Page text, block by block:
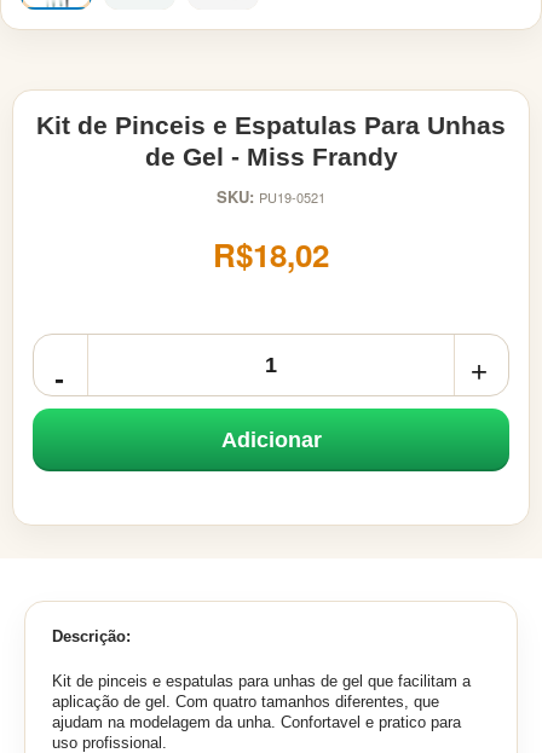
Kit de Pinceis e Espatulas Para Unhas
de Gel - Miss Frandy
SKU: PU19-0521
R$18,02
Adicionar
Descrição:
Kit de pinceis e espatulas para unhas de gel que facilitam a
aplicação de gel. Com quatro tamanhos diferentes, que
ajudam na modelagem da unha. Confortavel e pratico para
uso profissional.